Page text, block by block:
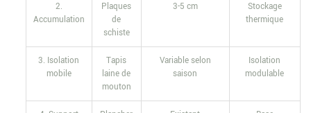
2.
Accumulation
Plaques
de
schiste
3-5 cm
Stockage
thermique
3. Isolation
mobile
Tapis
laine de
mouton
Variable selon
saison
Isolation
modulable